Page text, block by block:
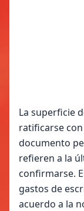
La superficie
ratificarse
documento
refieren a la
confirmarse.
gastos de
acuerdo a la